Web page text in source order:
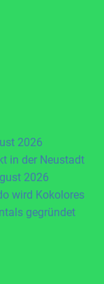
2026
in der Neustadt
2026
wird Kokolores
gegründet